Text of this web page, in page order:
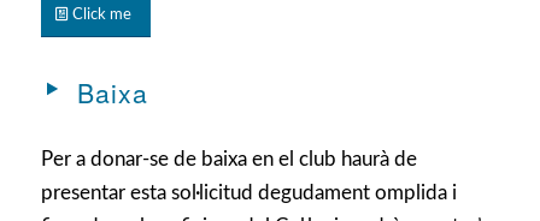
Click me
Baixa
Per a donar-se de baixa en el club haurà de
presentar esta sol·licitud degudament omplida i